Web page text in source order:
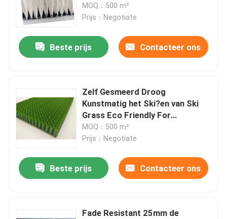
Sneeuwoppervlakte
MOQ：500 m²
Prijs：Negotiate
Beste prijs Contacteer ons
Zelf Gesmeerd Droog
Kunstmatig het Ski?en van Ski
Grass Eco Friendly For
Openluchttechniek Plastic Gras
MOQ：500 m²
Prijs：Negotiate
Beste prijs Contacteer ons
Fade Resistant 25mm de